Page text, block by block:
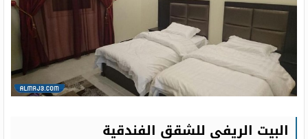
البيت الريفي للشقق الفندقية